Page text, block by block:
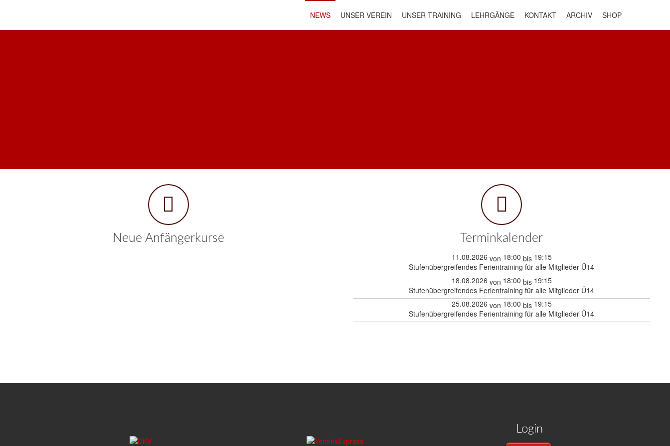
NEWS UNSER VEREIN UNSER TRAINING LEHRGÄNGE KONTAKT ARCHIV SHOP
Neue Anfängerkurse Terminkalender
11.08.2026 von 18:00 bis 19:15
Stufenübergreifendes Ferientraining für alle Mitglieder Ü14
18.08.2026 von 18:00 bis 19:15
Stufenübergreifendes Ferientraining für alle Mitglieder Ü14
25.08.2026 von 18:00 bis 19:15
Stufenübergreifendes Ferientraining für alle Mitglieder Ü14
Login